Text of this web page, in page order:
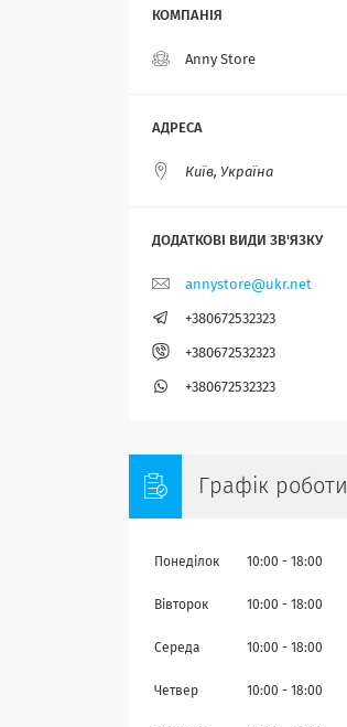
Anny Store
Київ, Україна
annystore@ukr.net
+380672532323
+380672532323
+380672532323
Графік роботи
Понеділок 10:00 18:00
Вівторок 10:00 18:00
Середа 10:00 18:00
Четвер 10:00 18:00